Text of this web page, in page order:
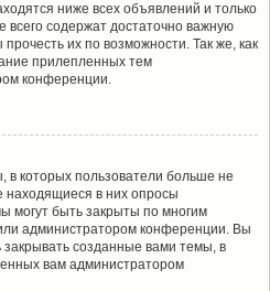
ниже всех объявлений и только
содержат достаточно важную
их по возможности. Так же, как
прилепленных тем
конференции.
которых пользователи больше не
находящиеся в них опросы
могут быть закрыты по многим
администратором конференции. Вы
созданные вами темы, в
вам администратором